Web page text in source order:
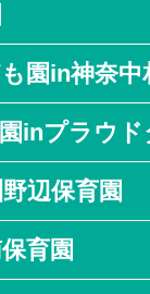
園in神奈
inプラウ
辺保育園
育園